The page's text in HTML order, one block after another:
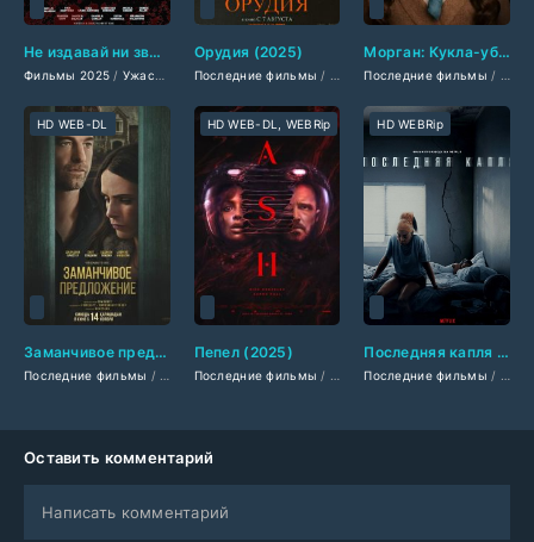
Не издавай ни звука (2025)
Фильмы 2025 / Ужасы 2025 /Зарубежные фильмы 2025/Последние фильмы
Орудия (2025)
Последние фильмы / Американские фильмы/
Морган: Кукла-убийца (2025)
Последние фильмы /
Заманчивое предложение (2025)
Последние фильмы / Фильмы 2025/Триллеры 2025 /Зарубежные фильмы 2025
HD WEB-DL
Пепел (2025)
Последние фильмы / Фильмы 2025/Ужасы 2025
HD WEB-DL, WEBRip
Последняя капля (2025)
Последние фильмы /
HD WEBRip
Оставить комментарий
Написать комментарий